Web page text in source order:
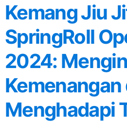
Kemang Jiu
SpringRoll
2024:
Menghadapi